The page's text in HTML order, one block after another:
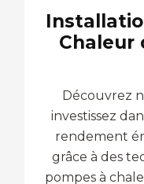
Chaleur
Découvrez
investissez
rendement
grâce à des
pompes à